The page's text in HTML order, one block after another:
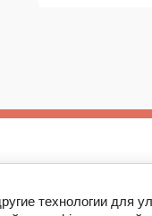
технологии для